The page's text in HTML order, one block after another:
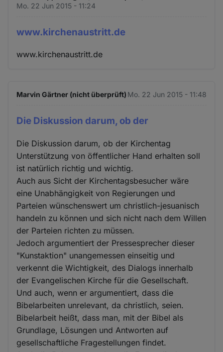
Mo. 22 Jun 2015 - 11:24
www.kirchenaustritt.de
www.kirchenaustritt.de
Marvin Gärtner (nicht überprüft) Mo. 22 Jun 2015 - 11:48
Die Diskussion darum, ob der
Die Diskussion darum, ob der Kirchentag
Unterstützung von öffentlicher Hand erhalten soll
ist natürlich richtig und wichtig.
Auch aus Sicht der Kirchentagsbesucher wäre
eine Unabhängigkeit von Regierungen und
Parteien wünschenswert um christlich-jesuanisch
handeln zu können und sich nicht nach dem Willen
der Parteien richten zu müssen.
Jedoch argumentiert der Pressesprecher dieser
"Kunstaktion" unangemessen einseitig und
verkennt die Wichtigkeit, des Dialogs innerhalb
der Evangelischen Kirche für die Gesellschaft.
Und auch, wenn er argumentiert, dass die
Bibelarbeiten unrelevant, da christlich, seien.
Bibelarbeit heißt, dass man, mit der Bibel als
Grundlage, Lösungen und Antworten auf
gesellschaftliche Fragestellungen findet.